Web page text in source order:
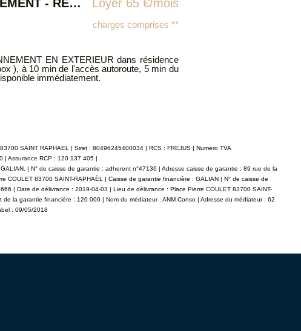
SAINT RAPHAEL | Siret : 80496245400034 | RCS : FREJUS | Numero TVA
| Assurance RCP : 120 137 405 |
| N° de caisse de garantie : adherent n°47136 | Adresse caisse de garantie : 89 rue de la
83700 SAINT-RAPHAËL | Caisse de garantie financière : GALIAN | N° de caisse de
| Date de délivrance : 2019-04-03 | Lieu de délivrance : Place Pierre COULET 83700 SAINT-
la garantie financière : 120 000 | Nom du médiateur : ANM Conso | Adresse du médiateur : 62
: 09/05/2018